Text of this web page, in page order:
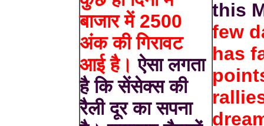
बाजार में 2500
अंक की गिरावट
आई है। ऐसा लगता
है कि सेंसेक्स की
रैली दूर का सपना
this
few
has